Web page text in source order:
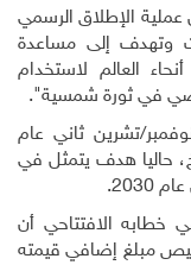
عملية الإطلاق الرسمي
وتهدف إلى مساعدة
العالم لاستخدام
في ثورة شمسية".
التحالف، الذي تم تدشينه في 30 نوفمبر/تشرين ثاني عام
حاليا هدف يتمثل في
.
خطابه الافتتاحي أن
مبلغ إضافي قيمته